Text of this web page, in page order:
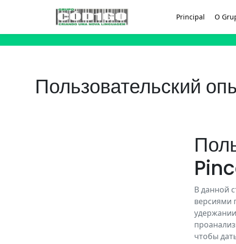
Principal O
Пользовательский
В данной
версиями
чтобы